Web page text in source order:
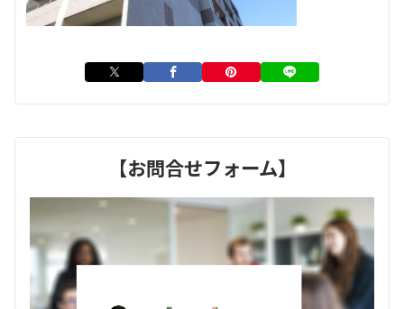
【お問合せフォーム】